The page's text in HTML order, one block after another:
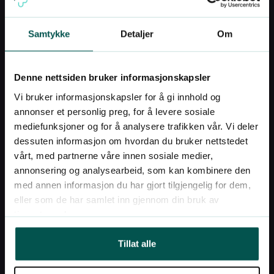
Samtykke Detaljer Om
Denne nettsiden bruker informasjonskapsler
Vi bruker informasjonskapsler for å gi innhold og
annonser et personlig preg, for å levere sosiale
mediefunksjoner og for å analysere trafikken vår. Vi deler
dessuten informasjon om hvordan du bruker nettstedet
vårt, med partnerne våre innen sosiale medier,
annonsering og analysearbeid, som kan kombinere den
med annen informasjon du har gjort tilgjengelig for dem,
eller som de har samlet inn gjennom din bruk av
Tillat alle
Slik kan Dr. Dropin hjelpe
deg
Hos Dr.Dropin kan du komme til erfarne
hudspesialister som kan diagnostisere og
behandle alle hudlidelser. Dr.Dropin er
opptatt av å tilby gode hudtjenester til en
fast og forutsigbar pris, og med kort
ventetid.